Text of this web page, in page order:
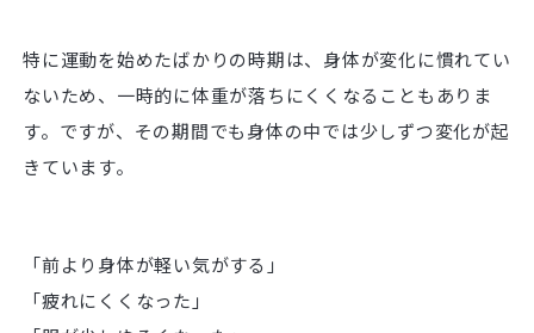
特に運動を始めたばかりの時期は、身体が変化に慣れてい
ないため、一時的に体重が落ちにくくなることもありま
す。ですが、その期間でも身体の中では少しずつ変化が起
きています。
「前より身体が軽い気がする」
「疲れにくくなった」